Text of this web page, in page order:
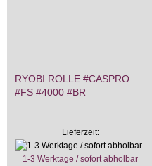
RYOBI ROLLE #CASPRO
#FS #4000 #BR
Lieferzeit:
1-3 Werktage / sofort abholbar